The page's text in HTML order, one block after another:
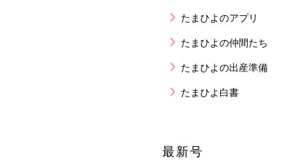
たまひよのアプリ
たまひよの仲間たち
たまひよの出産準備
たまひよ白書
最新号